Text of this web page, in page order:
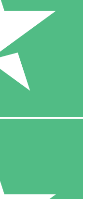
téléchargement. Sans